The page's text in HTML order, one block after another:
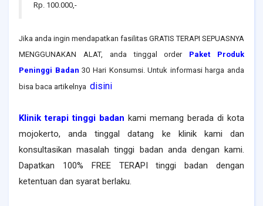
Rp. 100.000,-
Jika anda ingin mendapatkan fasilitas GRATIS TERAPI SEPUASNYA
MENGGUNAKAN ALAT, anda tinggal order Paket Produk
Peninggi Badan 30 Hari Konsumsi. Untuk informasi harga anda
bisa baca artikelnya disini
Klinik terapi tinggi badan kami memang berada di kota
mojokerto, anda tinggal datang ke klinik kami dan
konsultasikan masalah tinggi badan anda dengan kami.
Dapatkan 100% FREE TERAPI tinggi badan dengan
ketentuan dan syarat berlaku.